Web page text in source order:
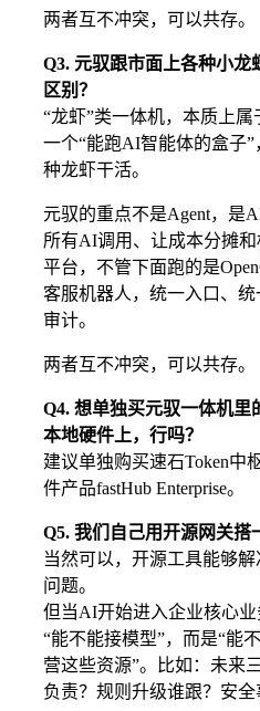
两者互不冲突，可以共存。
Q3. 元驭跟市面上各种小龙
区别？
“龙虾”类一体机，本质上
一个“能跑AI智能体的盒子”
种龙虾干活。
元驭的重点不是Agent，是
所有AI调用、让成本分摊
平台，不管下面跑的是
客服机器人，统一入口、
审计。
两者互不冲突，可以共存。
Q4. 想单独买元驭一体机里
本地硬件上，行吗？
建议单独购买速石Token中
件产品fastHub Enterprise。
Q5. 我们自己用开源网关搭
当然可以，开源工具能够
问题。
但当AI开始进入企业核心
“能不能接模型”，而是“能
营这些资源”。比如：未来
负责？规则升级谁跟？安全